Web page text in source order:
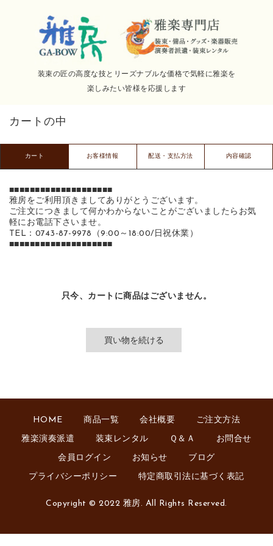
装束の匠の高度な技とリーズナブルな価格で気軽に雅楽を
楽しみたい皆様を応援します
カートの中
カート お客様情報 配送・支払方法 内容確認
■■■■■■■■■■■■■■■■■■■■
雅房をご利用頂きましてありがとうございます。
ご注文につきまして何かわからないことがございましたらお気
軽にお電話下さいませ。
TEL：0743-87-9978（9:00～18:00/日祝休業）
■■■■■■■■■■■■■■■■■■■■
只今、カートに商品はございません。
HOME 商品一覧 会社概要 ご注文方法
雅楽演奏派遣 装束レンタル Ｑ＆Ａ お問合せ
会員ログイン お知らせ ブログ
プライバシーポリシー 特定商取引法に基づく表記
Copyright © 2022 雅房. All Rights Reserved.